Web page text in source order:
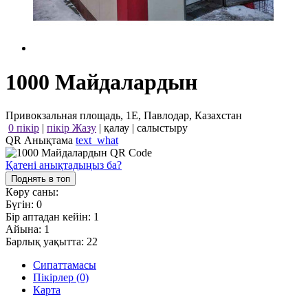
1000 Майдалардын
Привокзальная площадь, 1Е, Павлодар, Казахстан
0 пікір | пікір Жазу | қалау | салыстыру
QR Анықтама text_what
Қатені анықтадыңыз ба?
Поднять в топ
Көру саны:
Бүгін: 0
Бір аптадан кейін: 1
Айына: 1
Барлық уақытта: 22
Сипаттамасы
Пікірлер (0)
Карта